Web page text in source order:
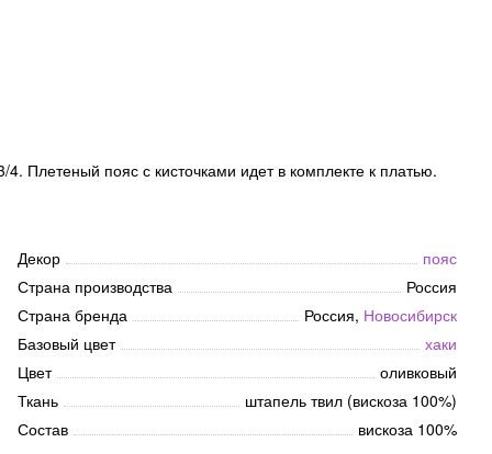
Плетеный пояс с кисточками идет в комплекте к платью.
Декор
пояс
Страна производства
Россия
Страна бренда
Россия, Новосибирск
Базовый цвет
хаки
Цвет
оливковый
Ткань
штапель твил (вискоза 100%)
Состав
вискоза 100%